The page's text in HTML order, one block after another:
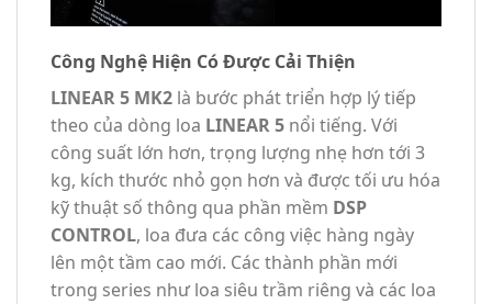
Công Nghệ Hiện Có Được Cải Thiện
LINEAR 5 MK2 là bước phát triển hợp lý tiếp
theo của dòng loa LINEAR 5 nổi tiếng. Với
công suất lớn hơn, trọng lượng nhẹ hơn tới 3
kg, kích thước nhỏ gọn hơn và được tối ưu hóa
kỹ thuật số thông qua phần mềm DSP
CONTROL, loa đưa các công việc hàng ngày
lên một tầm cao mới. Các thành phần mới
trong series như loa siêu trầm riêng và các loa